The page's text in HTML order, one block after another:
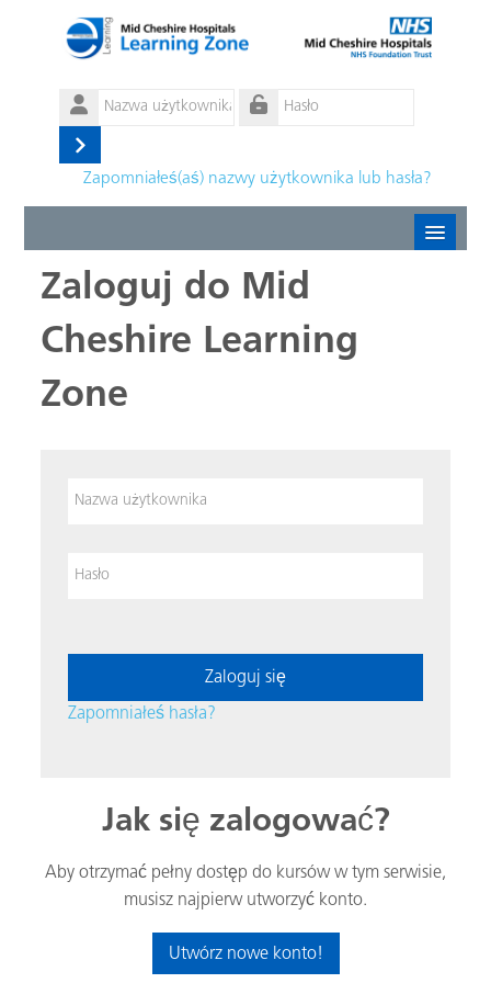
Nazwa
użytkownika
Hasło
Zaloguj
Zapomniałeś(aś) nazwy użytkownika lub hasła?
Create new account
Forgotten password
Polski ‎(pl)‎
Zaloguj do Mid
Cheshire Learning
Zone
Zaloguj się
Zapomniałeś hasła?
Jak się zalogować?
Aby otrzymać pełny dostęp do kursów w tym serwisie,
musisz najpierw utworzyć konto.
Utwórz nowe konto!